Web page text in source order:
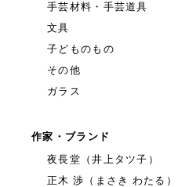
手芸材料・手芸道具
文具
子どものもの
その他
ガラス
作家・ブランド
夜長堂（井上タツ子）
正木 渉（まさき わたる）